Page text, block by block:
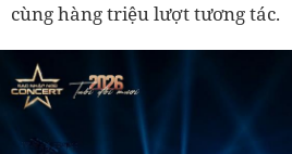
cùng hàng triệu lượt tương tác.